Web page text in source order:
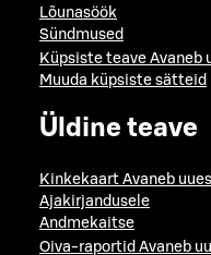
Lõunasöök
Sündmused
Küpsiste teave Avaneb
Muuda küpsiste sätteid
Üldine teave
Kinkekaart Avaneb
Ajakirjandusele
Andmekaitse
Oiva-raportid Avaneb